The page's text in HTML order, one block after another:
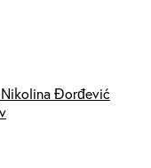
Nikolina Đorđević